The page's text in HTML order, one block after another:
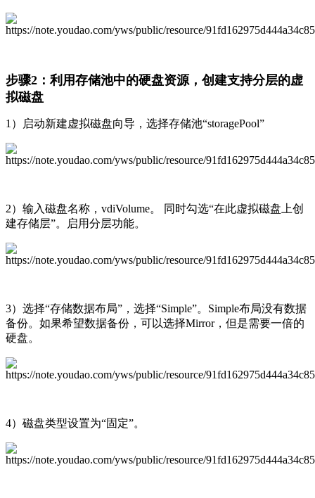
步骤2：利用存储池中的硬盘资源，创建支持分层的虚
拟磁盘
1）启动新建虚拟磁盘向导，选择存储池“storagePool”
2）输入磁盘名称，vdiVolume。 同时勾选“在此虚拟磁盘上创
建存储层”。启用分层功能。
3）选择“存储数据布局”，选择“Simple”。Simple布局没有数据
备份。如果希望数据备份，可以选择Mirror，但是需要一倍的
硬盘。
4）磁盘类型设置为“固定”。